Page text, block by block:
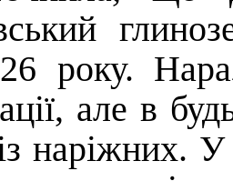
року.
але в
наріжних.